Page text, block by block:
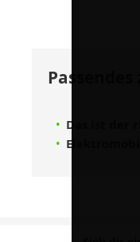
Das ist der